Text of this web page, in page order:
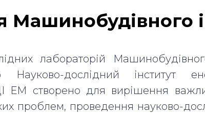
Машинобудівного
лабораторій
Науково-дослідний інститут
створено для вирішення
проблем, проведення науково-